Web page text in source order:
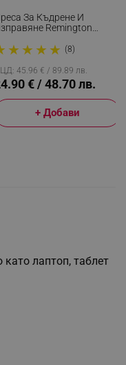
За Къдрене И
Remington
Загряване: 15
150-230C,
черен
★ ★ ★ ★ (8)
45.96 € / 89.89 лв.
€ / 48.70 лв.
+ Добави
лаптоп, таблет